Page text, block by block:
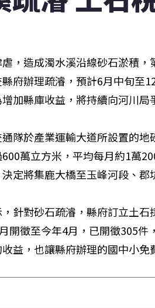
，造成濁水溪沿線砂石淤積
府辦理疏濬，預計6月中旬至
加縣庫收益，將持續向河川局
隊於產業運輸大道所設置的
萬立方米，平均每月約1萬
定將集鹿大橋至玉峰河段、郡
針對砂石疏濬，縣府訂立土
開徵至今年4月，已開徵305
益，也讓縣府辦理的國中小免